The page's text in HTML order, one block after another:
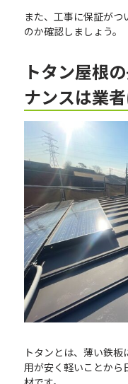
また、工事に保証がつ
のか確認しましょう。
トタン屋根
ナンスは業
トタンとは、薄い鉄
用が安く軽いことから